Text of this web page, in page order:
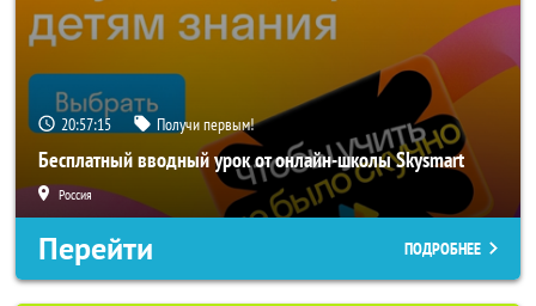
20:57:14 Получи первым!
Бесплатный вводный урок от онлайн-школы Skysmart
Россия
Перейти ПОДРОБНЕЕ